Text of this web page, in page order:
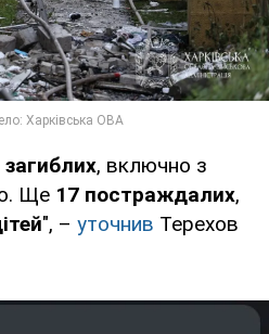
, включно з
Ще 17 постраждалих,
", – уточнив Терехов